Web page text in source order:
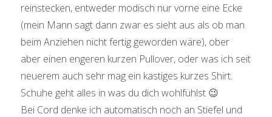
reinstecken, entweder modisch nur vorne eine Ecke
(mein Mann sagt dann zwar es sieht aus als ob man
beim Anziehen nicht fertig geworden wäre), ober
aber einen engeren kurzen Pullover, oder was ich seit
neuerem auch sehr mag ein kastiges kurzes Shirt.
Schuhe geht alles in was du dich wohlfühlst 😉
Bei Cord denke ich automatisch noch an Stiefel und